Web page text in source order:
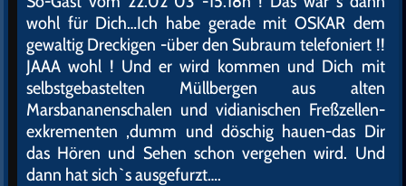
wohl für Dich…Ich habe gerade mit OSKAR dem
gewaltig Dreckigen -über den Subraum telefoniert !!
JAAA wohl ! Und er wird kommen und Dich mit
selbstgebastelten Müllbergen aus alten
Marsbananenschalen und vidianischen Freßzellen-
exkrementen ,dumm und döschig hauen-das Dir
das Hören und Sehen schon vergehen wird. Und
dann hat sich`s ausgefurzt….